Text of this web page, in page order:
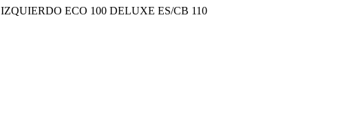
IZQUIERDO ECO 100 DELUXE ES/CB 110